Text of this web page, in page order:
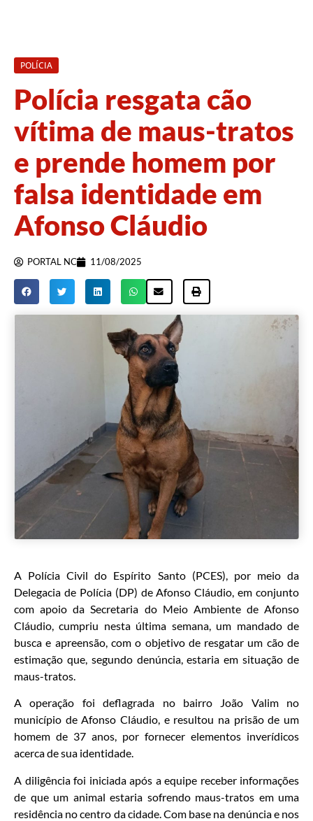
POLÍCIA
Polícia resgata cão
vítima de maus-tratos
e prende homem por
falsa identidade em
Afonso Cláudio
PORTAL NC 11/08/2025
A Polícia Civil do Espírito Santo (PCES), por meio da
Delegacia de Polícia (DP) de Afonso Cláudio, em conjunto
com apoio da Secretaria do Meio Ambiente de Afonso
Cláudio, cumpriu nesta última semana, um mandado de
busca e apreensão, com o objetivo de resgatar um cão de
estimação que, segundo denúncia, estaria em situação de
maus-tratos.
A operação foi deflagrada no bairro João Valim no
município de Afonso Cláudio, e resultou na prisão de um
homem de 37 anos, por fornecer elementos inverídicos
acerca de sua identidade.
A diligência foi iniciada após a equipe receber informações
de que um animal estaria sofrendo maus-tratos em uma
residência no centro da cidade. Com base na denúncia e nos